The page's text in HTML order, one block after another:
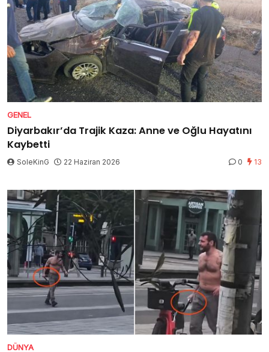
GENEL
Diyarbakır’da Trajik Kaza: Anne ve Oğlu Hayatını
Kaybetti
SoleKinG 22 Haziran 2026 0 13
DÜNYA